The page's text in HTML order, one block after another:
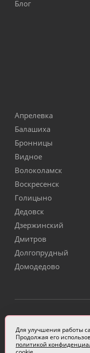
Блог
Апрелевка
Балашиха
Бронницы
Видное
Волоколамск
Воскресенск
Голицыно
Дедовск
Дзержинский
Дмитров
Долгопрудный
Домодедово
ИП Чулкова
Для улучшения работы
Продолжая его
политикой